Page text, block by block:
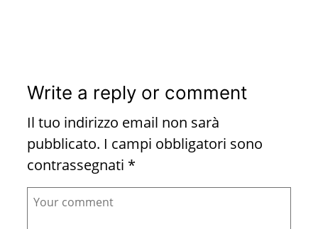
Write a reply or comment
Il tuo indirizzo email non sarà
pubblicato. I campi obbligatori sono
contrassegnati *
Comment